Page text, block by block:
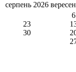
серпень 2026
23
30
6